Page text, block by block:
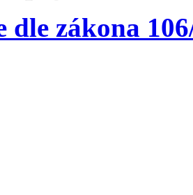
dle zákona